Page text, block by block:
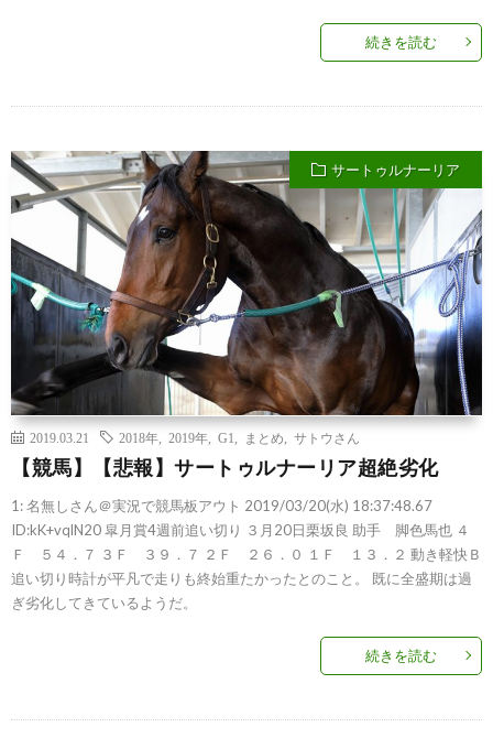
続きを読む
サートゥルナーリア
2019.03.21 2018年 2019年 G1 まとめ サトウさん
【競馬】【悲報】サートゥルナーリア超絶劣化
1: 名無しさん＠実況で競馬板アウト 2019/03/20(水) 18:37:48.67
ID:kK+vqlN20 皐月賞4週前追い切り ３月20日栗坂良 助手 脚色馬也 ４
Ｆ ５４．７ ３Ｆ ３９．７ ２Ｆ ２６．０ １Ｆ １３．２ 動き軽快Ｂ
追い切り時計が平凡で走りも終始重たかったとのこと。 既に全盛期は過
ぎ劣化してきているようだ。
続きを読む